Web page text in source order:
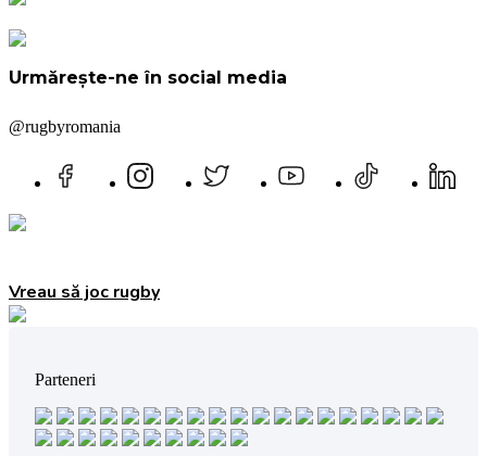
Urmărește-ne în social media
@rugbyromania
Vreau să joc rugby
Parteneri